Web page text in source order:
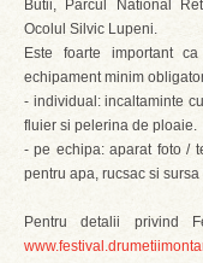
Butii, Parcul National
Ocolul Silvic Lupeni.
Este foarte important
echipament minim
- individual: incaltaminte
fluier si pelerina de ploaie.
- pe echipa: aparat foto /
pentru apa, rucsac si sursa
Pentru detalii privind